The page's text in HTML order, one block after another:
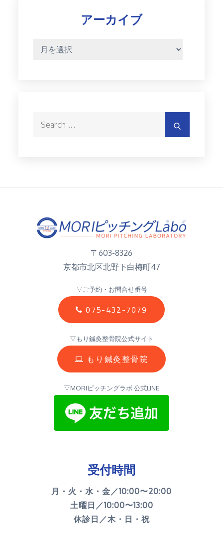
アーカイブ
〒603-8326
京都市北区北野下白梅町47
▽ご予約・お問合せ番号
075-432-7079
▽もり鍼灸整骨院公式サイト
もり鍼灸整骨院
▽MORIピッチングラボ 公式LINE
受付時間
月・火・水・金／10:00〜20:00
土曜日／10:00〜13:00
休診日／木・日・祝